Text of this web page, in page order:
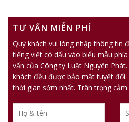
TƯ VẤN MIỄN PHÍ
Quý khách vui lòng nhập thông tin
tiếng việt có dấu vào biểu mẫu
vấn của Công ty Luật Nguyên
khách đều được bảo mật tuyệt đối.
thời gian sớm nhất. Trân trọng cảm